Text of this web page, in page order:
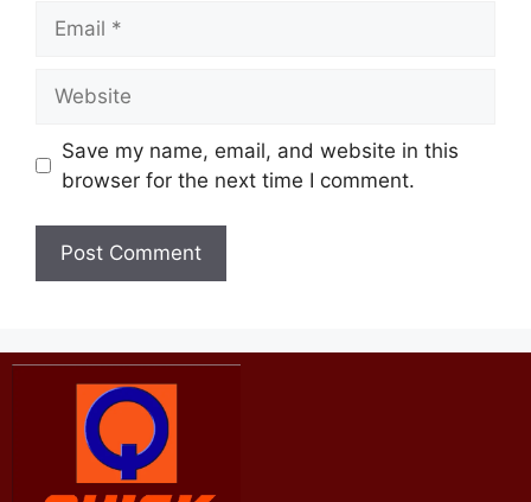
Save my name, email, and website in this
browser for the next time I comment.